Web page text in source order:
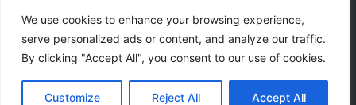
We use cookies to enhance your browsing experience,
serve personalized ads or content, and analyze our traffic.
By clicking "Accept All", you consent to our use of cookies.
Customize Reject All Accept All
Privacy Policy